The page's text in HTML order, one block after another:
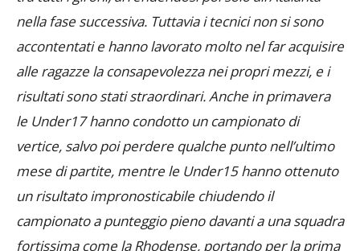
tra tutti i gironi, arrendendosi poi solo all’Atalanta
nella fase successiva. Tuttavia i tecnici non si sono
accontentati e hanno lavorato molto nel far acquisire
alle ragazze la consapevolezza nei propri mezzi, e i
risultati sono stati straordinari. Anche in primavera
le Under17 hanno condotto un campionato di
vertice, salvo poi perdere qualche punto nell’ultimo
mese di partite, mentre le Under15 hanno ottenuto
un risultato impronosticabile chiudendo il
campionato a punteggio pieno davanti a una squadra